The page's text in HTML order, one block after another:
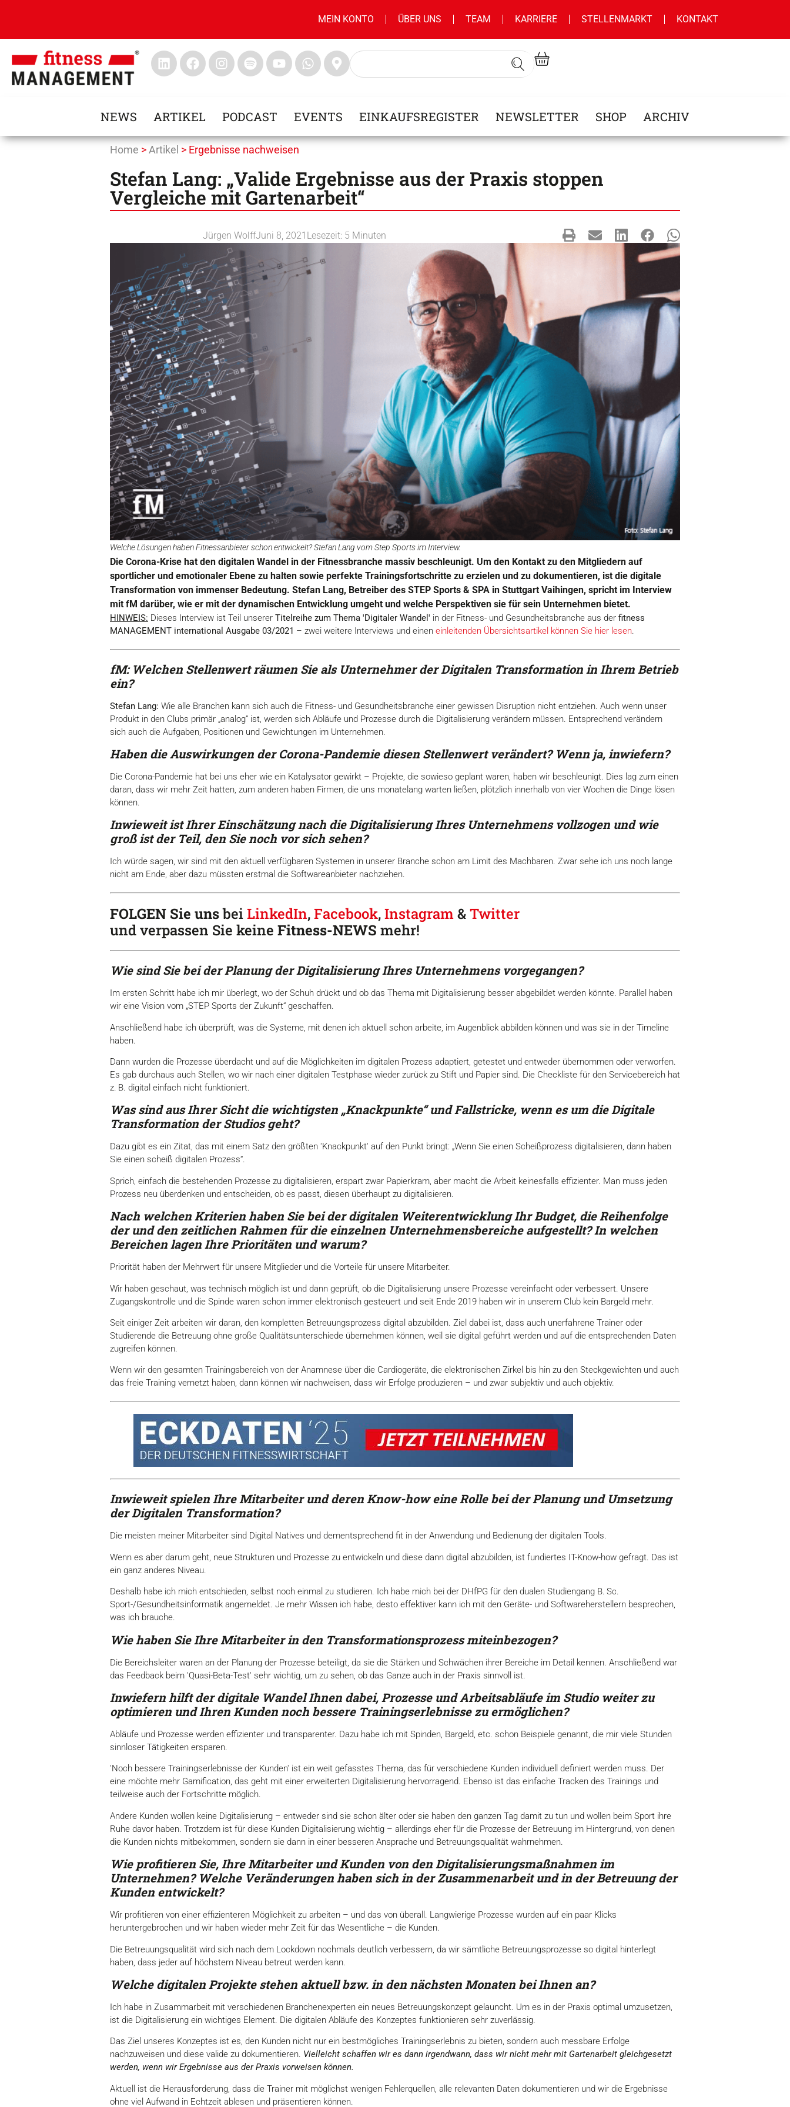
MEIN KONTO ÜBER UNS TEAM KARRIERE STELLENMARKT KONTAKT
NEWS ARTIKEL PODCAST EVENTS EINKAUFSREGISTER NEWSLETTER SHOP ARCHIV
Home > Artikel > Ergebnisse nachweisen
Stefan Lang: „Valide Ergebnisse aus der Praxis stoppen
Vergleiche mit Gartenarbeit“
Jürgen WolffJuni 8, 2021 Lesezeit: 5 Minuten
Welche Lösungen haben Fitnessanbieter schon entwickelt? Stefan Lang vom Step Sports im Interview.
Die Corona-Krise hat den digitalen Wandel in der Fitnessbranche massiv beschleunigt. Um den Kontakt zu den Mitgliedern auf
sportlicher und emotionaler Ebene zu halten sowie perfekte Trainingsfortschritte zu erzielen und zu dokumentieren, ist die digitale
Transformation von immenser Bedeutung. Stefan Lang, Betreiber des STEP Sports & SPA in Stuttgart Vaihingen, spricht im Interview
mit fM darüber, wie er mit der dynamischen Entwicklung umgeht und welche Perspektiven sie für sein Unternehmen bietet.
HINWEIS: Dieses Interview ist Teil unserer Titelreihe zum Thema 'Digitaler Wandel' in der Fitness- und Gesundheitsbranche aus der fitness
MANAGEMENT international Ausgabe 03/2021 – zwei weitere Interviews und einen einleitenden Übersichtsartikel können Sie hier lesen.
fM: Welchen Stellenwert räumen Sie als Unternehmer der Digitalen Transformation in Ihrem Betrieb
ein?
Stefan Lang: Wie alle Branchen kann sich auch die Fitness- und Gesundheitsbranche einer gewissen Disruption nicht entziehen. Auch wenn unser
Produkt in den Clubs primär „analog“ ist, werden sich Abläufe und Prozesse durch die Digitalisierung verändern müssen. Entsprechend verändern
sich auch die Aufgaben, Positionen und Gewichtungen im Unternehmen.
Haben die Auswirkungen der Corona-Pandemie diesen Stellenwert verändert? Wenn ja, inwiefern?
Die Corona-Pandemie hat bei uns eher wie ein Katalysator gewirkt – Projekte, die sowieso geplant waren, haben wir beschleunigt. Dies lag zum einen
daran, dass wir mehr Zeit hatten, zum anderen haben Firmen, die uns monatelang warten ließen, plötzlich innerhalb von vier Wochen die Dinge lösen
können.
Inwieweit ist Ihrer Einschätzung nach die Digitalisierung Ihres Unternehmens vollzogen und wie
groß ist der Teil, den Sie noch vor sich sehen?
Ich würde sagen, wir sind mit den aktuell verfügbaren Systemen in unserer Branche schon am Limit des Machbaren. Zwar sehe ich uns noch lange
nicht am Ende, aber dazu müssten erstmal die Softwareanbieter nachziehen.
FOLGEN Sie unsbeiLinkedIn,Facebook,Instagram&Twitter
und verpassen Sie keine Fitness-NEWS mehr!
Wie sind Sie bei der Planung der Digitalisierung Ihres Unternehmens vorgegangen?
Im ersten Schritt habe ich mir überlegt, wo der Schuh drückt und ob das Thema mit Digitalisierung besser abgebildet werden könnte. Parallel haben
wir eine Vision vom „STEP Sports der Zukunft“ geschaffen.
Anschließend habe ich überprüft, was die Systeme, mit denen ich aktuell schon arbeite, im Augenblick abbilden können und was sie in der Timeline
haben.
Dann wurden die Prozesse überdacht und auf die Möglichkeiten im digitalen Prozess adaptiert, getestet und entweder übernommen oder verworfen.
Es gab durchaus auch Stellen, wo wir nach einer digitalen Testphase wieder zurück zu Stift und Papier sind. Die Checkliste für den Servicebereich hat
z. B. digital einfach nicht funktioniert.
Was sind aus Ihrer Sicht die wichtigsten „Knackpunkte“ und Fallstricke, wenn es um die Digitale
Transformation der Studios geht?
Dazu gibt es ein Zitat, das mit einem Satz den größten 'Knackpunkt' auf den Punkt bringt: „Wenn Sie einen Scheißprozess digitalisieren, dann haben
Sie einen scheiß digitalen Prozess“.
Sprich, einfach die bestehenden Prozesse zu digitalisieren, erspart zwar Papierkram, aber macht die Arbeit keinesfalls effizienter. Man muss jeden
Prozess neu überdenken und entscheiden, ob es passt, diesen überhaupt zu digitalisieren.
Nach welchen Kriterien haben Sie bei der digitalen Weiterentwicklung Ihr Budget, die Reihenfolge
der und den zeitlichen Rahmen für die einzelnen Unternehmensbereiche aufgestellt? In welchen
Bereichen lagen Ihre Prioritäten und warum?
Priorität haben der Mehrwert für unsere Mitglieder und die Vorteile für unsere Mitarbeiter.
Wir haben geschaut, was technisch möglich ist und dann geprüft, ob die Digitalisierung unsere Prozesse vereinfacht oder verbessert. Unsere
Zugangskontrolle und die Spinde waren schon immer elektronisch gesteuert und seit Ende 2019 haben wir in unserem Club kein Bargeld mehr.
Seit einiger Zeit arbeiten wir daran, den kompletten Betreuungsprozess digital abzubilden. Ziel dabei ist, dass auch unerfahrene Trainer oder
Studierende die Betreuung ohne große Qualitätsunterschiede übernehmen können, weil sie digital geführt werden und auf die entsprechenden Daten
zugreifen können.
Wenn wir den gesamten Trainingsbereich von der Anamnese über die Cardiogeräte, die elektronischen Zirkel bis hin zu den Steckgewichten und auch
das freie Training vernetzt haben, dann können wir nachweisen, dass wir Erfolge produzieren – und zwar subjektiv und auch objektiv.
Inwieweit spielen Ihre Mitarbeiter und deren Know-howeine Rolle bei der Planung und Umsetzung
der Digitalen Transformation?
Die meisten meiner Mitarbeiter sind Digital Natives und dementsprechend fit in der Anwendung und Bedienung der digitalen Tools.
Wenn es aber darum geht, neue Strukturen und Prozesse zu entwickeln und diese dann digital abzubilden, ist fundiertes IT-Know-how gefragt. Das ist
ein ganz anderes Niveau.
Deshalb habe ich mich entschieden, selbst noch einmal zu studieren. Ich habe mich bei der DHfPG für den dualen Studiengang B. Sc.
Sport-/Gesundheitsinformatik angemeldet. Je mehr Wissen ich habe, desto effektiver kann ich mit den Geräte- und Softwareherstellern besprechen,
was ich brauche.
Wie haben Sie Ihre Mitarbeiter in den Transformationsprozess miteinbezogen?
Die Bereichsleiter waren an der Planung der Prozesse beteiligt, da sie die Stärken und Schwächen ihrer Bereiche im Detail kennen. Anschließend war
das Feedback beim 'Quasi-Beta-Test' sehr wichtig, um zu sehen, ob das Ganze auch in der Praxis sinnvoll ist.
Inwiefern hilft der digitale Wandel Ihnen dabei, Prozesse und Arbeitsabläufe im Studio weiter zu
optimieren und Ihren Kunden noch bessere Trainingserlebnisse zu ermöglichen?
Abläufe und Prozesse werden effizienter und transparenter. Dazu habe ich mit Spinden, Bargeld, etc. schon Beispiele genannt, die mir viele Stunden
sinnloser Tätigkeiten ersparen.
'Noch bessere Trainingserlebnisse der Kunden' ist ein weit gefasstes Thema, das für verschiedene Kunden individuell definiert werden muss. Der
eine möchte mehr Gamification, das geht mit einer erweiterten Digitalisierung hervorragend. Ebenso ist das einfache Tracken des Trainings und
teilweise auch der Fortschritte möglich.
Andere Kunden wollen keine Digitalisierung – entweder sind sie schon älter oder sie haben den ganzen Tag damit zu tun und wollen beim Sport ihre
Ruhe davor haben. Trotzdem ist für diese Kunden Digitalisierung wichtig – allerdings eher für die Prozesse der Betreuung im Hintergrund, von denen
die Kunden nichts mitbekommen, sondern sie dann in einer besseren Ansprache und Betreuungsqualität wahrnehmen.
Wie profitieren Sie, Ihre Mitarbeiter und Kunden von den Digitalisierungsmaßnahmen im
Unternehmen?Welche Veränderungen haben sich in derZusammenarbeit und in der Betreuung der
Kunden entwickelt?
Wir profitieren von einer effizienteren Möglichkeit zu arbeiten – und das von überall. Langwierige Prozesse wurden auf ein paar Klicks
heruntergebrochen und wir haben wieder mehr Zeit für das Wesentliche – die Kunden.
Die Betreuungsqualität wird sich nach dem Lockdown nochmals deutlich verbessern, da wir sämtliche Betreuungsprozesse so digital hinterlegt
haben, dass jeder auf höchstem Niveau betreut werden kann.
Welche digitalen Projekte stehen aktuell bzw. in dennächsten Monaten bei Ihnen an?
Ich habe in Zusammarbeit mit verschiedenen Branchenexperten ein neues Betreuungskonzept gelauncht. Um es in der Praxis optimal umzusetzen,
ist die Digitalisierung ein wichtiges Element. Die digitalen Abläufe des Konzeptes funktionieren sehr zuverlässig.
Das Ziel unseres Konzeptes ist es, den Kunden nicht nur ein bestmögliches Trainingserlebnis zu bieten, sondern auch messbare Erfolge
nachzuweisen und diese valide zu dokumentieren. Vielleicht schaffen wir es dann irgendwann, dass wir nicht mehr mit Gartenarbeit gleichgesetzt
werden, wenn wir Ergebnisse aus der Praxis vorweisen können.
Aktuell ist die Herausforderung, dass die Trainer mit möglichst wenigen Fehlerquellen, alle relevanten Daten dokumentieren und wir die Ergebnisse
ohne viel Aufwand in Echtzeit ablesen und präsentieren können.